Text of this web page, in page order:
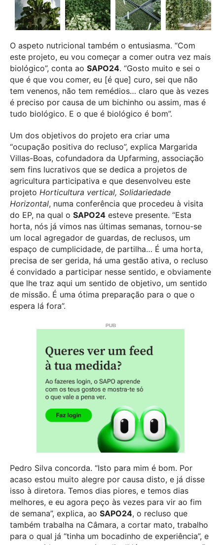
O aspeto nutricional também o entusiasma. “Com
este projeto, eu vou começar a comer outra vez mais
biológico”, conta ao SAPO24. “Gosto muito e sei o
que é que vou comer, eu [é que] curo, sei que não
tem venenos, não tem remédios… claro que às vezes
é preciso por causa de um bichinho ou assim, mas é
tudo biológico. E o que é biológico é bom”.
Um dos objetivos do projeto era criar uma
“ocupação positiva do recluso”, explica Margarida
Villas-Boas, cofundadora da Upfarming, associação
sem fins lucrativos que se dedica a projetos de
agricultura participativa e que desenvolveu este
projeto Horticultura vertical, Solidariedade
Horizontal, numa conferência que procedeu à visita
do EP, na qual o SAPO24 esteve presente. “Esta
horta, nós já vimos nas últimas semanas, tornou-se
um local agregador de guardas, de reclusos, um
espaço de cumplicidade, de partilha… É uma horta,
precisa de ser gerida, há uma gestão ativa, o recluso
é convidado a participar nesse sentido, e obviamente
que lhe traz aqui um sentido de objetivo, um sentido
de missão. É uma ótima preparação para o que o
espera lá fora”.
Pedro Silva concorda. “Isto para mim é bom. Por
acaso estou muito alegre por causa disto, e já disse
isso à diretora. Temos dias piores, e temos dias
melhores, e eu agora peço às vezes para vir ao fim
de semana”, explica, ao SAPO24, o recluso que
também trabalha na Câmara, a cortar mato, trabalho
para o qual já “tinha um bocadinho de experiência”, e